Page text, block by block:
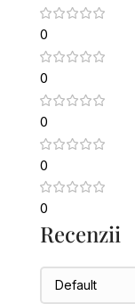
0
0
0
0
0
Recenzii